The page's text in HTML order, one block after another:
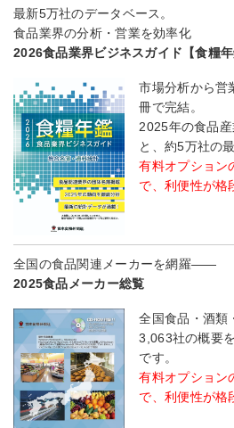
最新5万社のデータベース。
食品業界の分析・営業を効率化
2026食品業界ビジネスガイド【食糧年
市場分析から営
冊で完結。
2025年の食品
と、約5万社の
有料オプション
で、利便性が格
全国の食品関連メーカーを網羅――
2025食品メーカー総覧
全国食品・酒類
3,063社の概要
です。
有料オプション
で、利便性が格